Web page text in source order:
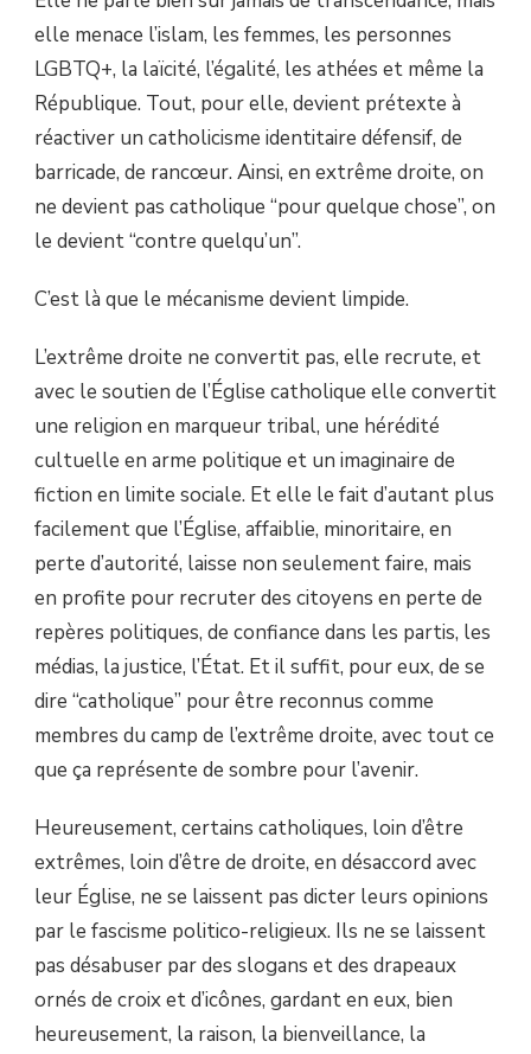
elle menace l’islam, les femmes, les personnes
LGBTQ+, la laïcité, l’égalité, les athées et même la
République. Tout, pour elle, devient prétexte à
réactiver un catholicisme identitaire défensif, de
barricade, de rancœur. Ainsi, en extrême droite, on
ne devient pas catholique “pour quelque chose”, on
le devient “contre quelqu’un”.
C’est là que le mécanisme devient limpide.
L’extrême droite ne convertit pas, elle recrute, et
avec le soutien de l’Église catholique elle convertit
une religion en marqueur tribal, une hérédité
cultuelle en arme politique et un imaginaire de
fiction en limite sociale. Et elle le fait d’autant plus
facilement que l’Église, affaiblie, minoritaire, en
perte d’autorité, laisse non seulement faire, mais
en profite pour recruter des citoyens en perte de
repères politiques, de confiance dans les partis, les
médias, la justice, l’État. Et il suffit, pour eux, de se
dire “catholique” pour être reconnus comme
membres du camp de l’extrême droite, avec tout ce
que ça représente de sombre pour l’avenir.
Heureusement, certains catholiques, loin d’être
extrêmes, loin d’être de droite, en désaccord avec
leur Église, ne se laissent pas dicter leurs opinions
par le fascisme politico-religieux. Ils ne se laissent
pas désabuser par des slogans et des drapeaux
ornés de croix et d’icônes, gardant en eux, bien
heureusement, la raison, la bienveillance, la